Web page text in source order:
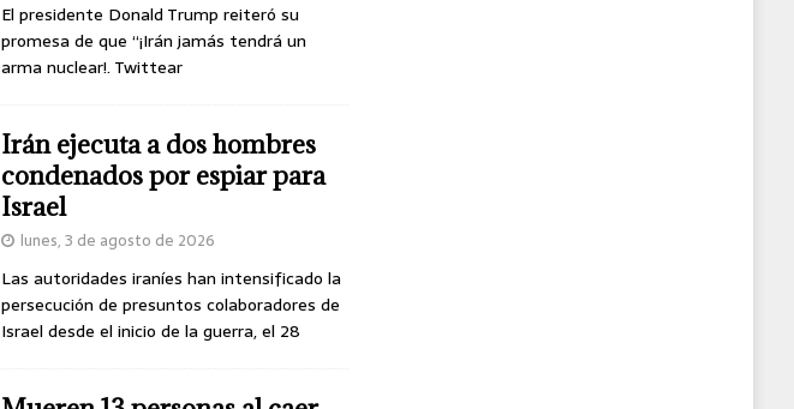
El presidente Donald Trump reiteró su
promesa de que “¡Irán jamás tendrá un
arma nuclear!. Twittear
Irán ejecuta a dos hombres
condenados por espiar para
Israel
lunes, 3 de agosto de 2026
Las autoridades iraníes han intensificado la
persecución de presuntos colaboradores de
Israel desde el inicio de la guerra, el 28